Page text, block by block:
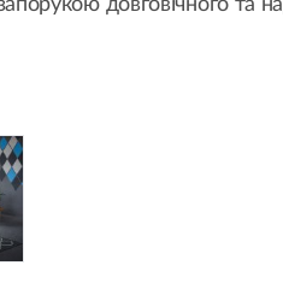
довговічного та